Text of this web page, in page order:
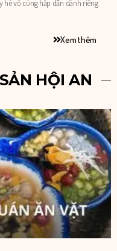
vô cùng hấp dẫn dành riêng
Xem thêm
HỘI AN